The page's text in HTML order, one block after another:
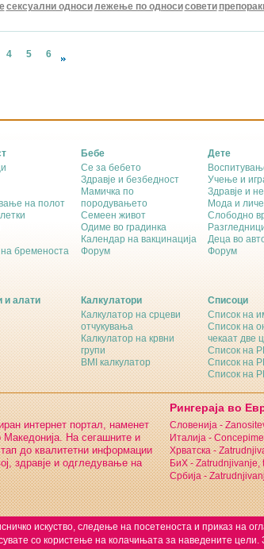
искуство, следење на посетеноста и приказ на
со користење на колачињата за наведените цели.
сексуални односилежење по односисовети
4 5 6
на полот
бременоста
Бебе
Се за бебето
Здравје и безбедност
Мамичка по
породувањето
Семеен живот
Одиме во градинка
Календар на вакцинација
Форум
Дете
Учење и
Здравје и
Мода и
Слободно
Деца во
Форум
и алати
Калкулатори
Калкулатор на срцеви
отчукувања
Калкулатор на крвни
групи
BMI калкулатор
Списоци
Список на
Список на
чекаат две
Список на
Список на
Список на
интернет портал, наменет
На сегашните и
до квалитетни информации
здравје и одгледување на
Рингераја во
Словенија -
Италија -
Хрватска -
БиХ - Zatrudnjivanje,
Србија -